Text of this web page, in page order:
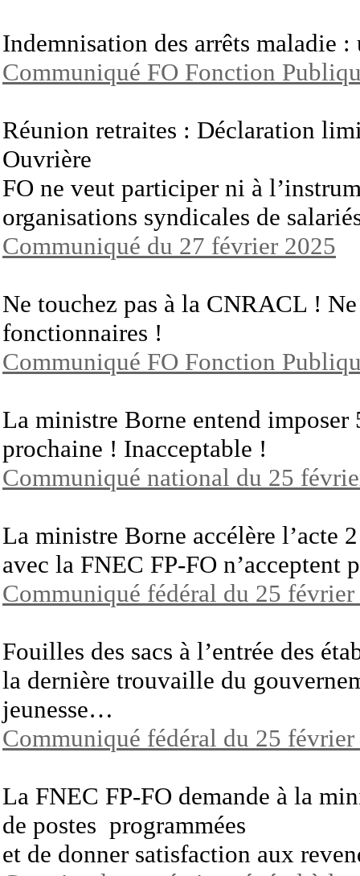
Indemnisation des arrêts
Communiqué FO Fonction
Réunion retraites : Déclaration
Ouvrière
FO ne veut participer ni à
organisations syndicales de
Communiqué du 27 février 2025
Ne touchez pas à la CNRACL !
fonctionnaires !
Communiqué FO Fonction
La ministre Borne entend imposer
prochaine ! Inacceptable !
Communiqué national du 25
La ministre Borne accélère l’acte
avec la FNEC FP-FO n’acceptent
Communiqué fédéral du 25
Fouilles des sacs à l’entrée des
la dernière trouvaille du
jeunesse…
Communiqué fédéral du 25
La FNEC FP-FO demande à la
de postes programmées
et de donner satisfaction aux